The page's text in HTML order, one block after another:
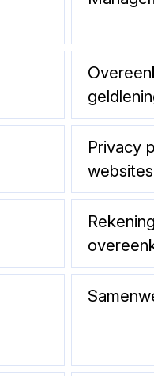
Privacy
websites